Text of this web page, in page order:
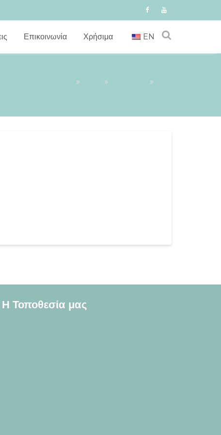
Επικοινωνία Χρήσιμα EN
Η Τοποθεσία μας